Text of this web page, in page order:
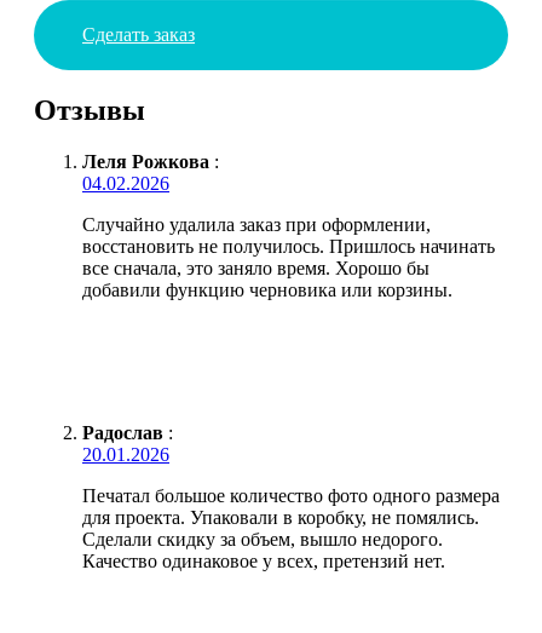
Сделать заказ
Отзывы
Леля Рожкова :
04.02.2026
Случайно удалила заказ при оформлении,
восстановить не получилось. Пришлось начинать
все сначала, это заняло время. Хорошо бы
добавили функцию черновика или корзины.
Радослав :
20.01.2026
Печатал большое количество фото одного размера
для проекта. Упаковали в коробку, не помялись.
Сделали скидку за объем, вышло недорого.
Качество одинаковое у всех, претензий нет.